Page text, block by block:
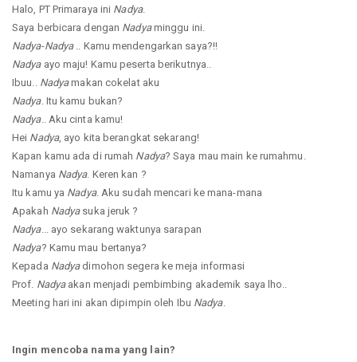
Halo, PT Primaraya ini Nadya.
Saya berbicara dengan Nadyaminggu ini.
Nadya-Nadya.. Kamu mendengarkan saya?!!
Nadyaayo maju! Kamu peserta berikutnya..
Ibuu.. Nadyamakan cokelat aku
Nadya. Itu kamu bukan?
Nadya.. Aku cinta kamu!
Hei Nadya, ayo kita berangkat sekarang!
Kapan kamu ada di rumah Nadya? Saya mau main ke rumahmu.
Namanya Nadya. Keren kan ?
Itu kamu ya Nadya. Aku sudah mencari ke mana-mana
Apakah Nadyasuka jeruk ?
Nadya... ayo sekarang waktunya sarapan
Nadya? Kamu mau bertanya?
Kepada Nadyadimohon segera ke meja informasi
Prof. Nadyaakan menjadi pembimbing akademik saya lho..
Meeting hari ini akan dipimpin oleh Ibu Nadya.
Ingin mencoba nama yang lain?